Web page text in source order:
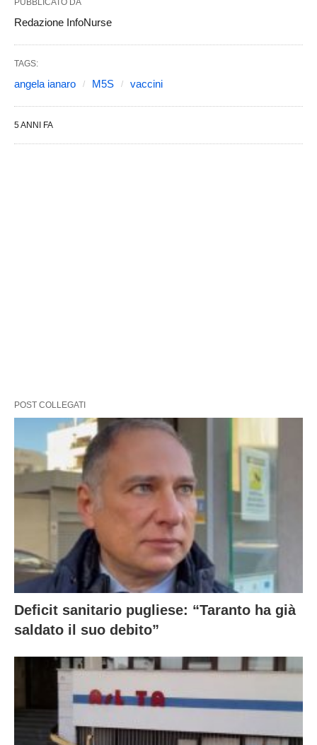
Redazione InfoNurse
TAGS:
angela ianaro M5S vaccini
5 ANNI FA
POST COLLEGATI
Deficit sanitario pugliese: “Taranto ha già
saldato il suo debito”